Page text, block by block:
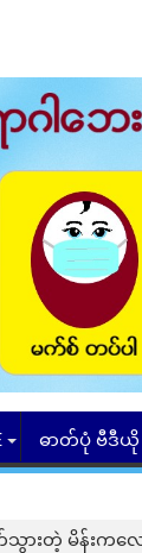
ဓာတ်ပုံ ဗီဒီယို
သွားတဲ့ မိန်းက